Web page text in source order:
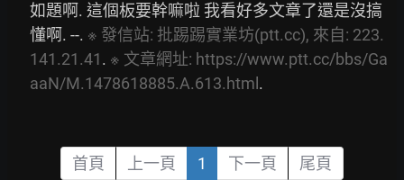
如題啊. 這個板要幹嘛啦 我看好多文章了還是沒搞
懂啊. --. ※ 發信站: 批踢踢實業坊(ptt.cc), 來自: 223.
141.21.41. ※ 文章網址: https://www.ptt.cc/bbs/Ga
aaN/M.1478618885.A.613.html .
首頁 上一頁 1 下一頁 尾頁